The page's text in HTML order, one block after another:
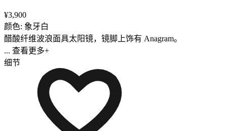
¥3,900
颜色: 象牙白
醋酸纤维波浪面具太阳镜，镜脚上饰有 Anagram。
... 查看更多+
细节